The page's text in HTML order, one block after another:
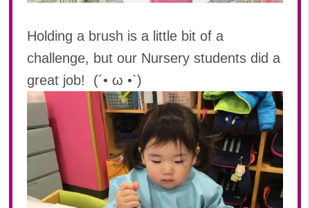
Holding a brush is a little bit of a
challenge, but our Nursery students did a
great job! (´• ω •`)